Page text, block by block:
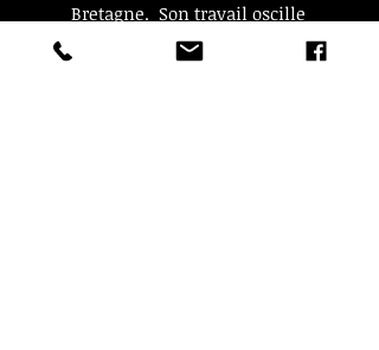
Bretagne. Son travail oscille
entre sculpture, céramique et